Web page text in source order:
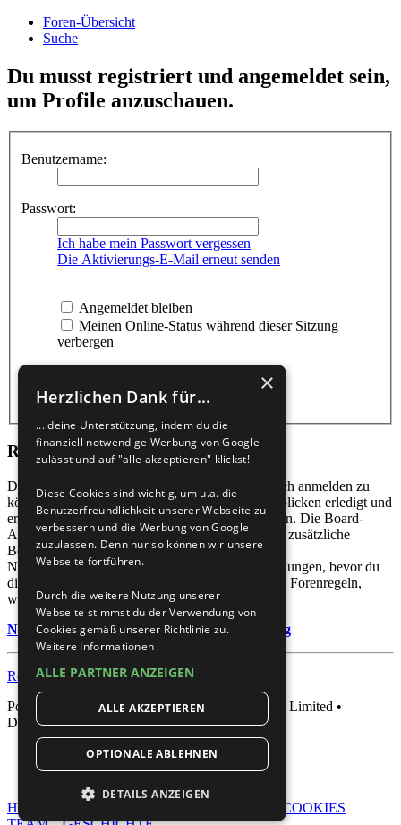
Foren-Übersicht
Suche
Du musst registriert und angemeldet sein,
um Profile anzuschauen.
Benutzername:
Passwort:
Ich habe mein Passwort vergessen
Die Aktivierungs-E-Mail erneut senden
Angemeldet bleiben
Meinen Online-Status während dieser Sitzung
verbergen
Registrieren
Du musst in diesem Forum registriert sein, um dich anmelden zu
können. Die Registrierung ist in wenigen Augenblicken erledigt und
ermöglicht dir, auf weitere Funktionen zuzugreifen. Die Board-
Administration kann registrierten Benutzern auch zusätzliche
Berechtigungen zuweisen. Beachte bitte unsere
Nutzungsbedingungen und die verwandten Regelungen, bevor du
dich registrierst. Bitte beachte auch die jeweiligen Forenregeln,
wenn du dich in diesem Board bewegst.
Nutzungsbedingungen|Datenschutzerklärung
Registrieren
Powered by
phpBB ® Forum Software © phpBB Limited •
Deutsche Übersetzung durchphpBB.de
HOME
COOKIES
×
Herzlichen Dank für...
... deine Unterstützung, indem du die
finanziell notwendige Werbung von Google
zulässt und auf "alle akzeptieren" klickst!
Diese Cookies sind wichtig, um u.a. die
Benutzerfreundlichkeit unserer Webseite zu
verbessern und die Werbung von Google
zuzulassen. Denn nur so können wir unsere
Webseite fortführen.
Durch die weitere Nutzung unserer
Webseite stimmst du der Verwendung von
Cookies gemäß unserer Richtlinie zu.
Weitere Informationen
ALLE PARTNER ANZEIGEN
ALLE AKZEPTIEREN
OPTIONALE ABLEHNEN
DETAILS ANZEIGEN